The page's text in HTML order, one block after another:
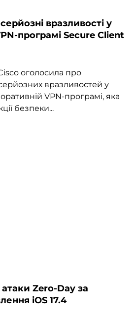
вразливості у
програмі Secure Client
оголосила про
вразливостей у
VPN-програмі, яка
безпеки...
Zero-Day за
iOS 17.4